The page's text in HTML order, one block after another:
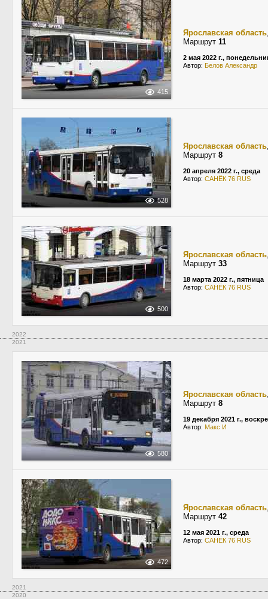
415
Ярославская область
Маршрут 11
2 мая 2022 г.,
Автор: Белов Александр
528
Ярославская область
Маршрут 8
20 апреля 2022 г., среда
Автор: САНЁК 76 RUS
500
Ярославская область
Маршрут 33
18 марта 2022 г., пятница
Автор: САНЁК 76 RUS
2022
2021
580
Ярославская область
Маршрут 8
19 декабря 2021 г.,
Автор: Макс И
472
Ярославская область
Маршрут 42
12 мая 2021 г., среда
Автор: САНЁК 76 RUS
2021
2020